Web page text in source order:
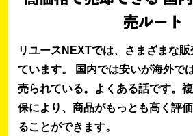
売ルート
リユースNEXTでは、さまざまな
ています。 国内では安いが海外で
売られている。よくある話です。
保により、商品がもっとも高く評
ることができます。